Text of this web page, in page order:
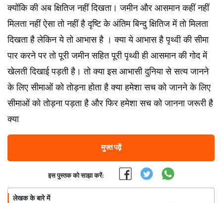
क्योंकि की अब क्षितिज नहीं दिखता। जमीन और आसमान कहीं नहीं
मिलता नहीं ऐसा तो नहीं है दृष्टि के अंतिम बिन्दु क्षितिज में तो मिलता
दिखता है लेकिन ये तो आभास है । क्या ये आभास है पृथ्वी की सीमा
पार करने पर तो पूरी जमीन सहित पूरी पृथ्वी ही आसमान की गोद में
खेलती दिखाई पड़ती है। तो क्या इस आभासी दुनिया से सत्य जानने
के लिए सीमाओं को तोड़ना होता है क्या हमेशा सच को जानने के लिए
सीमाओं को तोड़ना पड़ता है और फिर हमेशा सच को जानना जरूरी है
क्या
मुफ्त पढ़ें
इस पुस्तक को साझा करें:
लेखक के बारे में